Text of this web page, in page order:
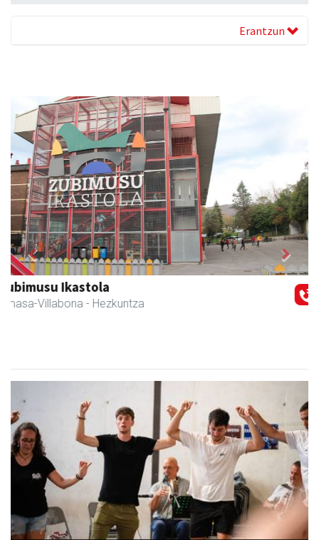
Erantzun
Eizmendi anaiak
Amasa-Villabona - Armategia
Previous Next